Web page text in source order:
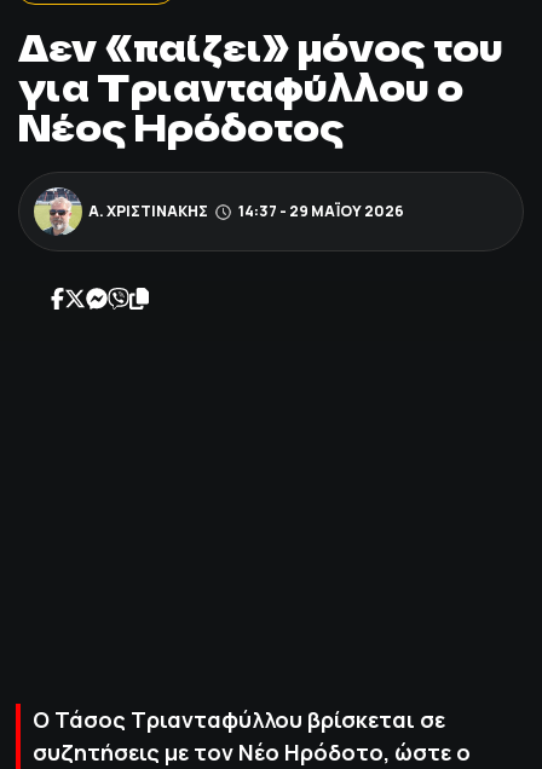
ΑΛΛΑ ΣΠΟΡ
PRIME ZONE
ΕΠΙΚΑΙΡΟΤΗΤΑ
ΠΡΟΓΡΑΜΜΑ
ΒΑΘΜΟΛΟΓΙΕΣ
Δεν «παίζει» μόνος του
για Τριανταφύλλου ο
Νέος Ηρόδοτος
Α. ΧΡΙΣΤΙΝΆΚΗΣ 14:37 - 29 ΜΑΪ́ΟΥ 2026
Ο Τάσος Τριανταφύλλου βρίσκεται σε
συζητήσεις με τον Νέο Ηρόδοτο, ώστε ο